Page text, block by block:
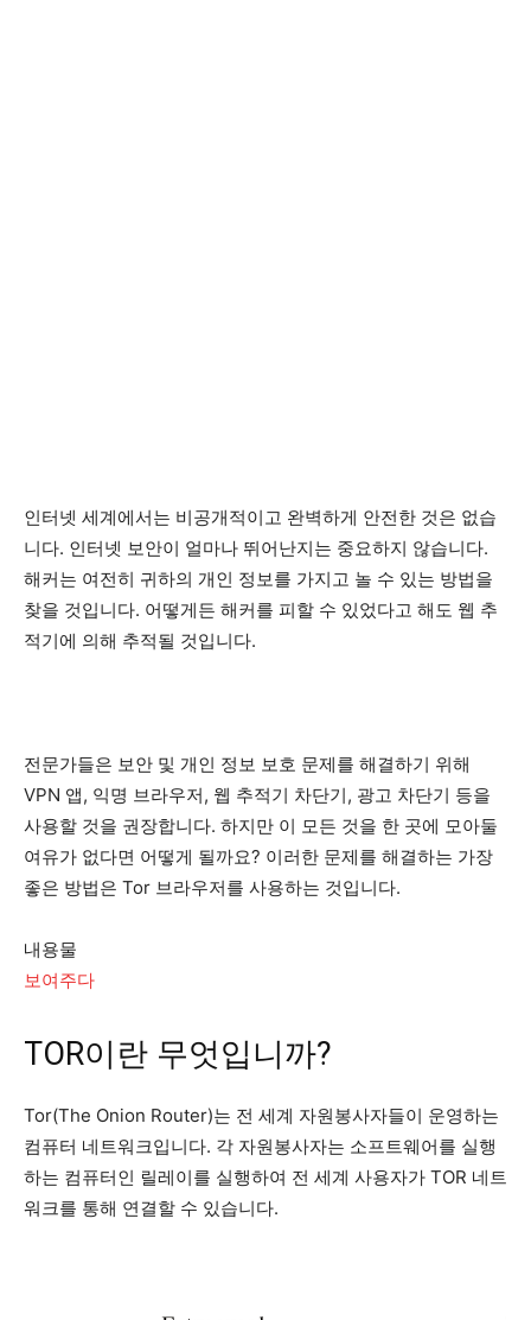
인터넷 세계에서는 비공개적이고 완벽하게 안전한 것은 없습
니다. 인터넷 보안이 얼마나 뛰어난지는 중요하지 않습니다.
해커는 여전히 귀하의 개인 정보를 가지고 놀 수 있는 방법을
찾을 것입니다. 어떻게든 해커를 피할 수 있었다고 해도 웹 추
적기에 의해 추적될 것입니다.
전문가들은 보안 및 개인 정보 보호 문제를 해결하기 위해
VPN 앱, 익명 브라우저, 웹 추적기 차단기, 광고 차단기 등을
사용할 것을 권장합니다. 하지만 이 모든 것을 한 곳에 모아둘
여유가 없다면 어떻게 될까요? 이러한 문제를 해결하는 가장
좋은 방법은 Tor 브라우저를 사용하는 것입니다.
내용물
보여주다
TOR이란 무엇입니까?
Tor(The Onion Router)는 전 세계 자원봉사자들이 운영하는
컴퓨터 네트워크입니다. 각 자원봉사자는 소프트웨어를 실행
하는 컴퓨터인 릴레이를 실행하여 전 세계 사용자가 TOR 네트
워크를 통해 연결할 수 있습니다.